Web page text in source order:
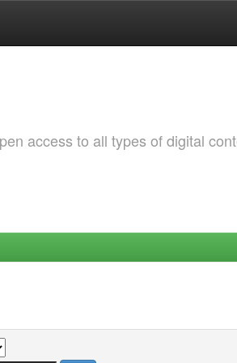
access to all types of digital